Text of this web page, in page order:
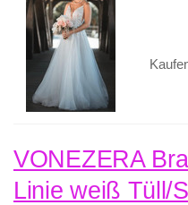
VONEZERA
Linie weiß Tüll/